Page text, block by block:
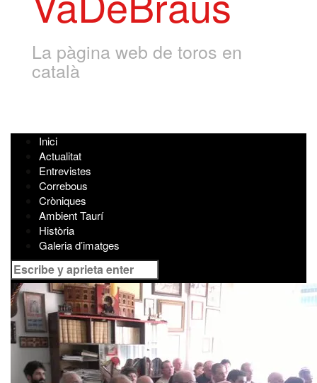
La pàgina web de toros en
català
Inici
Actualitat
Entrevistes
Correbous
Cròniques
Ambient Taurí
Història
Galeria d’imatges
Buscar
por: